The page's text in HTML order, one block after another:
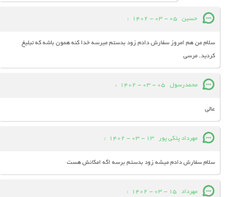
حسین 05 - 03 - 1402
:
سلام من هم امروز سفارش دادم زود بدستم میرسه خدا کنه همون باشه که تبلیغ
کردید. مرسی
محمدرسول 05 - 03 - 1402
:
عالی
مهرداد پتکی پور 13 - 03 - 1402
:
سلام سفارش دادم میشه زود بدستم برسه اگه امکانش هست
مهرداد 15 - 03 - 1402
: